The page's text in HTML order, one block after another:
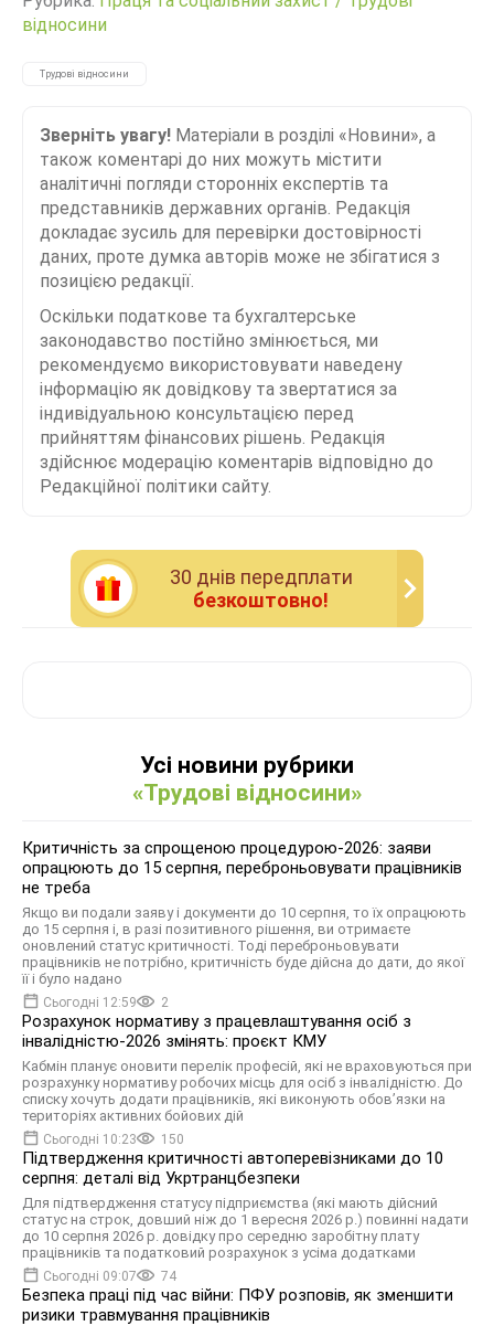
відносини
Трудові відносини
Зверніть увагу! Матеріали в розділі «Новини», а
також коментарі до них можуть містити
аналітичні погляди сторонніх експертів та
представників державних органів. Редакція
докладає зусиль для перевірки достовірності
даних, проте думка авторів може не збігатися з
позицією редакції.
Оскільки податкове та бухгалтерське
законодавство постійно змінюється, ми
рекомендуємо використовувати наведену
інформацію як довідкову та звертатися за
індивідуальною консультацією перед
прийняттям фінансових рішень. Редакція
здійснює модерацію коментарів відповідно до
Редакційної політики сайту.
30 днiв передплати
безкоштовно!
Усі новини рубрики
«Трудові відносини»
Критичність за спрощеною процедурою-2026: заяви
опрацюють до 15 серпня, переброньовувати працівників
не треба
Якщо ви подали заяву і документи до 10 серпня, то їх опрацюють
до 15 серпня і, в разі позитивного рішення, ви отримаєте
оновлений статус критичності. Тоді переброньовувати
працівників не потрібно, критичність буде дійсна до дати, до якої
її і було надано
Сьогодні 12:59 2
Розрахунок нормативу з працевлаштування осіб з
інвалідністю-2026 змінять: проєкт КМУ
Кабмін планує оновити перелік професій, які не враховуються при
розрахунку нормативу робочих місць для осіб з інвалідністю. До
списку хочуть додати працівників, які виконують обов’язки на
територіях активних бойових дій
Сьогодні 10:23 150
Підтвердження критичності автоперевізниками до 10
серпня: деталі від Укртранцбезпеки
Для підтвердження статусу підприємства (які мають дійсний
статус на строк, довший ніж до 1 вересня 2026 р.) повинні надати
до 10 серпня 2026 р. довідку про середню заробітну плату
працівників та податковий розрахунок з усіма додатками
Сьогодні 09:07 74
Безпека праці під час війни: ПФУ розповів, як зменшити
ризики травмування працівників